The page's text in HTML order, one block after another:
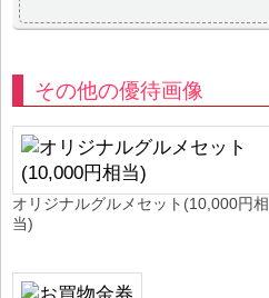
その他の優待画像
オリジナルグルメセット(10,000円相
当)